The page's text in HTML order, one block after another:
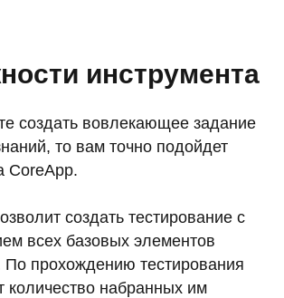
инструмента
создать вовлекающее задание
то вам точно подойдет
CoreApp.
создать тестирование с
всех базовых элементов
По прохождению тестирования
количество набранных им